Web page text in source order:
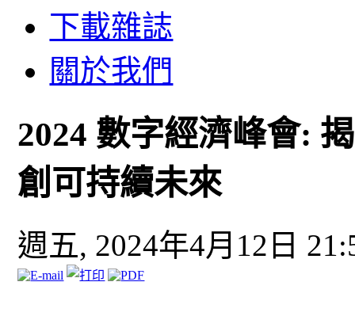
下載雜誌
關於我們
2024 數字經濟峰會:
創可持續未來
週五, 2024年4月12日